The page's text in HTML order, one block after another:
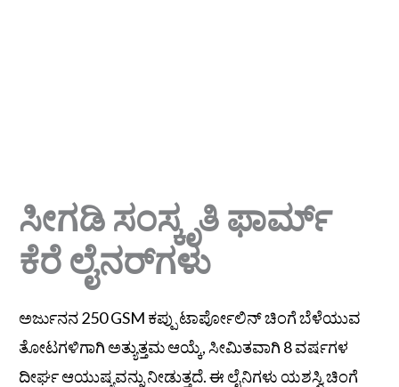
ಸೀಗಡಿ ಸಂಸ್ಕೃತಿ ಫಾರ್ಮ್
ಕೆರೆ ಲೈನರ್‌ಗಳು
ಅರ್ಜುನನ 250 GSM ಕಪ್ಪು ಟಾರ್ಪೋಲಿನ್ ಚಿಂಗೆ ಬೆಳೆಯುವ
ತೋಟಗಳಿಗಾಗಿ ಅತ್ಯುತ್ತಮ ಆಯ್ಕೆ, ಸೀಮಿತವಾಗಿ 8 ವರ್ಷಗಳ
ದೀರ್ಘ ಆಯುಷ್ಯವನ್ನು ನೀಡುತ್ತದೆ. ಈ ಲೈನಿಗಳು ಯಶಸ್ವಿ ಚಿಂಗೆ